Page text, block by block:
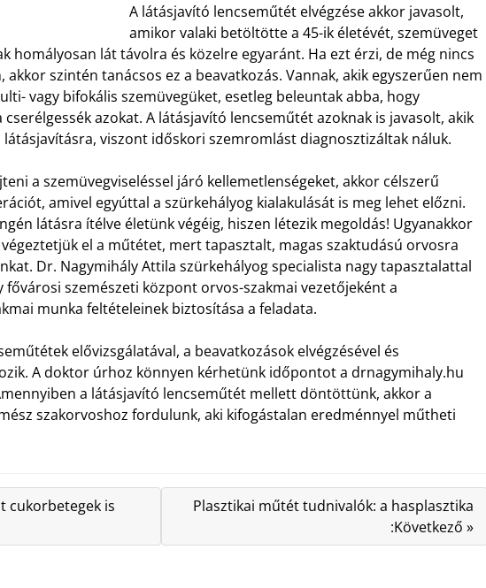
A látásjavító lencseműtét elvégzése akkor javasolt,
amikor valaki betöltötte a 45-ik életévét, szemüveget
homályosan lát távolra és közelre egyaránt. Ha ezt érzi, de még nincs
akkor szintén tanácsos ez a beavatkozás. Vannak, akik egyszerűen nem
vagy bifokális szemüvegüket, esetleg beleuntak abba, hogy
azokat. A látásjavító lencseműtét azoknak is javasolt, akik
látásjavításra, viszont időskori szemromlást diagnosztizáltak náluk.
a szemüvegviseléssel járó kellemetlenségeket, akkor célszerű
amivel egyúttal a szürkehályog kialakulását is meg lehet előzni.
látásra ítélve életünk végéig, hiszen létezik megoldás! Ugyanakkor
el a műtétet, mert tapasztalt, magas szaktudású orvosra
Dr. Nagymihály Attila szürkehályog specialista nagy tapasztalattal
fővárosi szemészeti központ orvos-szakmai vezetőjeként a
munka feltételeinek biztosítása a feladata.
elővizsgálatával, a beavatkozások elvégzésével és
A doktor úrhoz könnyen kérhetünk időpontot a drnagymihaly.hu
a látásjavító lencseműtét mellett döntöttünk, akkor a
szakorvoshoz fordulunk, aki kifogástalan eredménnyel műtheti
cukorbetegek is
Plasztikai műtét tudnivalók: a hasplasztika
:Következő »